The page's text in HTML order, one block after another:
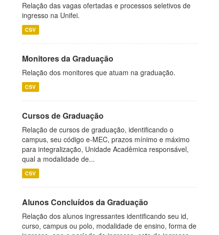
Relação das vagas ofertadas e processos seletivos de
ingresso na Unifei.
CSV
Monitores da Graduação
Relação dos monitores que atuam na graduação.
CSV
Cursos de Graduação
Relação de cursos de graduação, identificando o
campus, seu código e-MEC, prazos mínimo e máximo
para integralização, Unidade Acadêmica responsável,
qual a modalidade de...
CSV
Alunos Concluídos da Graduação
Relação dos alunos ingressantes identificando seu id,
curso, campus ou polo, modalidade de ensino, forma de